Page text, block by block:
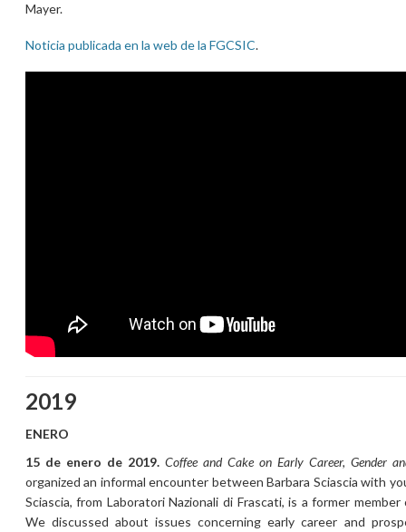
Mayer.
Noticia publicada en la web de la FGCSIC.
2019
ENERO
15 de enero de 2019. Coffee and Cake on Early Career, Gender
organized an informal encounter between Barbara Sciascia with
Sciascia, from Laboratori Nazionali di Frascati, is a former
We discussed about issues concerning early career and